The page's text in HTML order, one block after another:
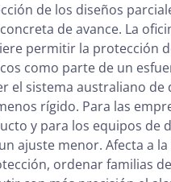
de los diseños
de avance. La
permitir la protección
como parte de un
el sistema australiano de
rígido. Para las
y para los equipos de
ajuste menor. Afecta a
ordenar familias de